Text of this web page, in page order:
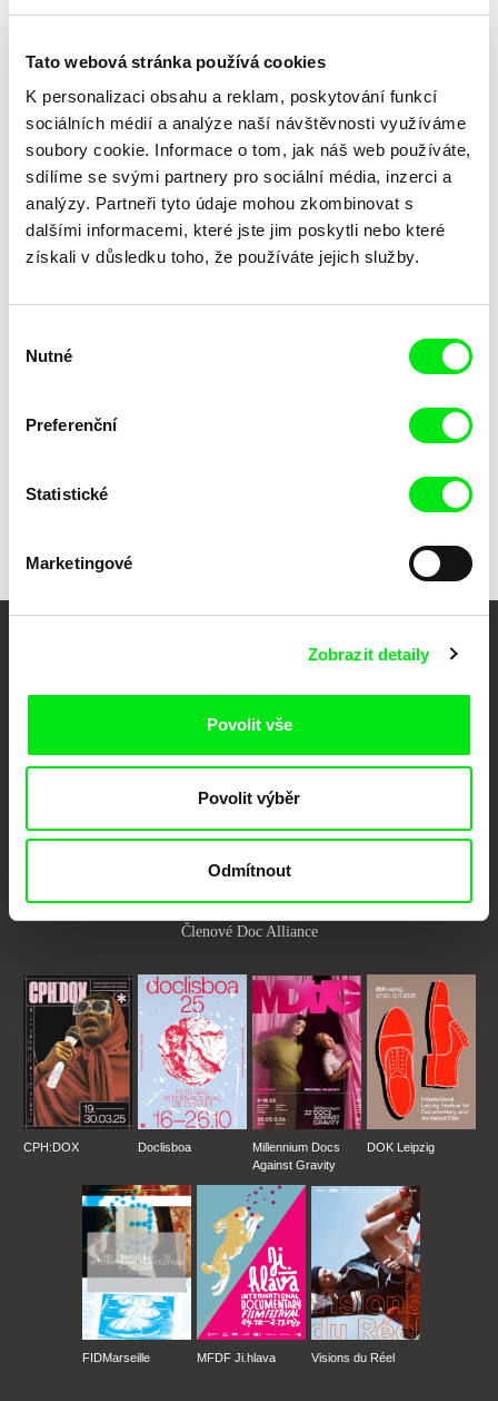
Tato webová stránka používá cookies
K personalizaci obsahu a reklam, poskytování funkcí
sociálních médií a analýze naší návštěvnosti využíváme
soubory cookie. Informace o tom, jak náš web používáte,
sdílíme se svými partnery pro sociální média, inzerci a
analýzy. Partneři tyto údaje mohou zkombinovat s
dalšími informacemi, které jste jim poskytli nebo které
získali v důsledku toho, že používáte jejich služby.
souhlasu
Nutné
Preferenční
Statistické
Marketingové
Zobrazit detaily
Povolit vše
Povolit výběr
Odmítnout
Vida Activa Vězení umění
Verdikt v Maďarsku Velké prázdniny
Patrik Lančarič Michal Kubal, Robert Sedláček
V hlavní roli Gustáv Husák
Vaše online
dokumentární kino
Nové festivalové filmy
festivalů dokumentárního filmu sdružených do Doc Alliance. Naším cílem je
podporovat kvalitní autorské filmy.
Členové Doc Alliance
CPH:DOX Doclisboa
Millennium Docs
Against Gravity
DOK Leipzig
FIDMarseille MFDF Ji.hlava Visions du Réel